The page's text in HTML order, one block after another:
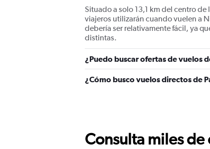
Situado a solo 13,1 km del centro
viajeros utilizarán cuando vuelen a
debería ser relativamente fácil, ya
distintas.
¿Puedo buscar ofertas de vuelos
¿Cómo busco vuelos directos de
Consulta miles